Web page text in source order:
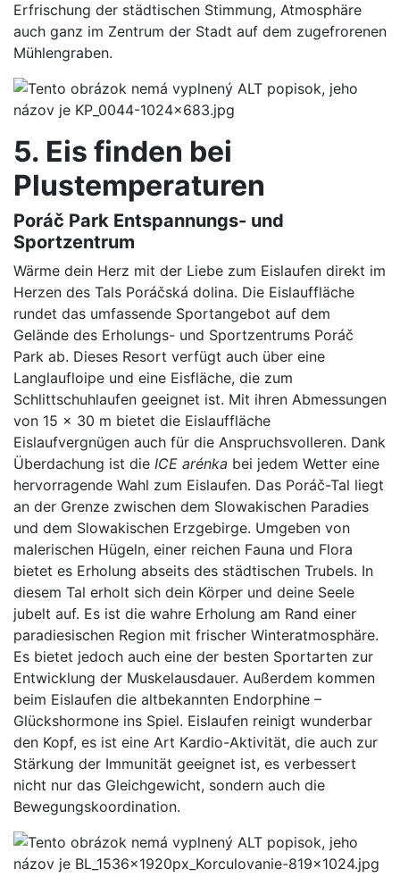
Erfrischung der städtischen Stimmung, Atmosphäre
auch ganz im Zentrum der Stadt auf dem zugefrorenen
Mühlengraben.
5. Eis finden bei
Plustemperaturen
Poráč Park Entspannungs- und
Sportzentrum
Wärme dein Herz mit der Liebe zum Eislaufen direkt im
Herzen des Tals Poráčská dolina. Die Eislauffläche
rundet das umfassende Sportangebot auf dem
Gelände des Erholungs- und Sportzentrums Poráč
Park ab. Dieses Resort verfügt auch über eine
Langlaufloipe und eine Eisfläche, die zum
Schlittschuhlaufen geeignet ist. Mit ihren Abmessungen
von 15 x 30 m bietet die Eislauffläche
Eislaufvergnügen auch für die Anspruchsvolleren. Dank
Überdachung ist die ICE arénka bei jedem Wetter eine
hervorragende Wahl zum Eislaufen. Das Poráč-Tal liegt
an der Grenze zwischen dem Slowakischen Paradies
und dem Slowakischen Erzgebirge. Umgeben von
malerischen Hügeln, einer reichen Fauna und Flora
bietet es Erholung abseits des städtischen Trubels. In
diesem Tal erholt sich dein Körper und deine Seele
jubelt auf. Es ist die wahre Erholung am Rand einer
paradiesischen Region mit frischer Winteratmosphäre.
Es bietet jedoch auch eine der besten Sportarten zur
Entwicklung der Muskelausdauer. Außerdem kommen
beim Eislaufen die altbekannten Endorphine –
Glückshormone ins Spiel. Eislaufen reinigt wunderbar
den Kopf, es ist eine Art Kardio-Aktivität, die auch zur
Stärkung der Immunität geeignet ist, es verbessert
nicht nur das Gleichgewicht, sondern auch die
Bewegungskoordination.